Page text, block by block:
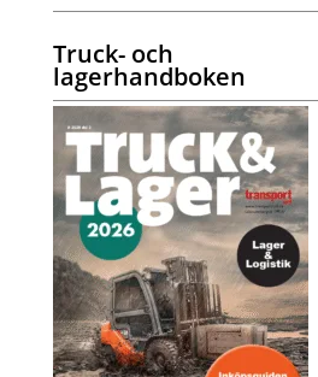
Truck- och
lagerhandboken